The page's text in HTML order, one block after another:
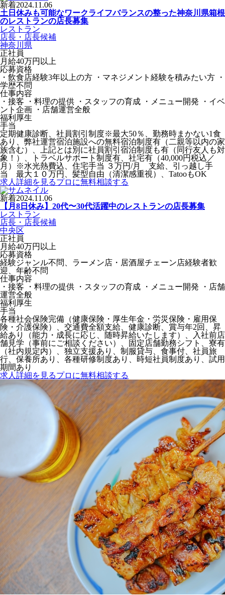
新着2024.11.06
土日休みも可能なワークライフバランスの整った神奈川県箱根
のレストランの店長募集
レストラン
店長・店長候補
神奈川県
正社員
月給40万円以上
応募資格
・飲食店経験3年以上の方 ・マネジメント経験を積みたい方 ・
学歴不問
仕事内容
・接客 ・料理の提供 ・スタッフの育成 ・メニュー開発 ・イベ
ント企画 ・店舗運営全般
福利厚生
手当
定期健康診断、社員割引制度※最大50％、勤務時まかない1食
あり、弊社運営宿泊施設への無料宿泊制度有（二親等以内の家
族含む）、上記とは別に社員割引宿泊制度も有（同行友人も対
象！）、トラベルサポート制度有、社宅有（40,000円税込／
月）※水光熱費込、住宅手当 ３万円/月 支給、引っ越し手
当 最大１０万円、髪型自由（清潔感重視）、TatooもOK
求人詳細を見るプロに無料相談する
新着2024.11.06
【月8日休み】20代〜30代活躍中のレストランの店長募集
レストラン
店長・店長候補
中央区
正社員
月給40万円以上
応募資格
経験ジャンル不問、ラーメン店・居酒屋チェーン店経験者歓
迎、年齢不問
仕事内容
・接客 ・料理の提供 ・スタッフの育成 ・メニュー開発 ・店舗
運営全般
福利厚生
手当
各種社会保険完備（健康保険・厚生年金・労災保険・雇用保
険・介護保険）、交通費全額支給、健康診断、賞与年2回、昇
給あり（能力・成長に応じ、随時昇給いたします）、入社前店
舗見学（事前にご相談ください）、固定店舗勤務シフト、寮有
（社内規定内）、独立支援あり、制服貸与、食事付、社員旅
行、保養所あり、各種研修制度あり、時短社員制度あり、試用
期間あり
求人詳細を見るプロに無料相談する